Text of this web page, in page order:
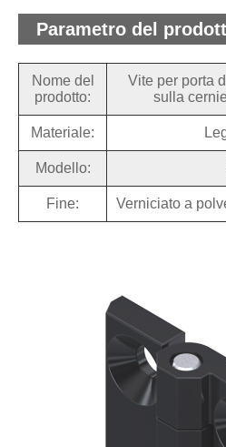
Parametro del
Nome del
prodotto:
Vite per porta
sulla
Materiale:
Modello:
Fine: Verniciato a